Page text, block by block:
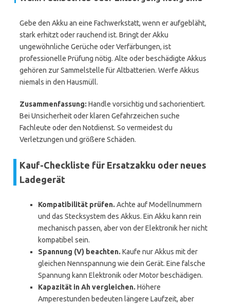
Gebe den Akku an eine Fachwerkstatt, wenn er aufgebläht,
stark erhitzt oder rauchend ist. Bringt der Akku
ungewöhnliche Gerüche oder Verfärbungen, ist
professionelle Prüfung nötig. Alte oder beschädigte Akkus
gehören zur Sammelstelle für Altbatterien. Werfe Akkus
niemals in den Hausmüll.
Zusammenfassung: Handle vorsichtig und sachorientiert.
Bei Unsicherheit oder klaren Gefahrzeichen suche
Fachleute oder den Notdienst. So vermeidest du
Verletzungen und größere Schäden.
Kauf-Checkliste für Ersatzakku oder neues
Ladegerät
Kompatibilität prüfen. Achte auf Modellnummern
und das Stecksystem des Akkus. Ein Akku kann rein
mechanisch passen, aber von der Elektronik her nicht
kompatibel sein.
Spannung (V) beachten. Kaufe nur Akkus mit der
gleichen Nennspannung wie dein Gerät. Eine falsche
Spannung kann Elektronik oder Motor beschädigen.
Kapazität in Ah vergleichen. Höhere
Amperestunden bedeuten längere Laufzeit, aber